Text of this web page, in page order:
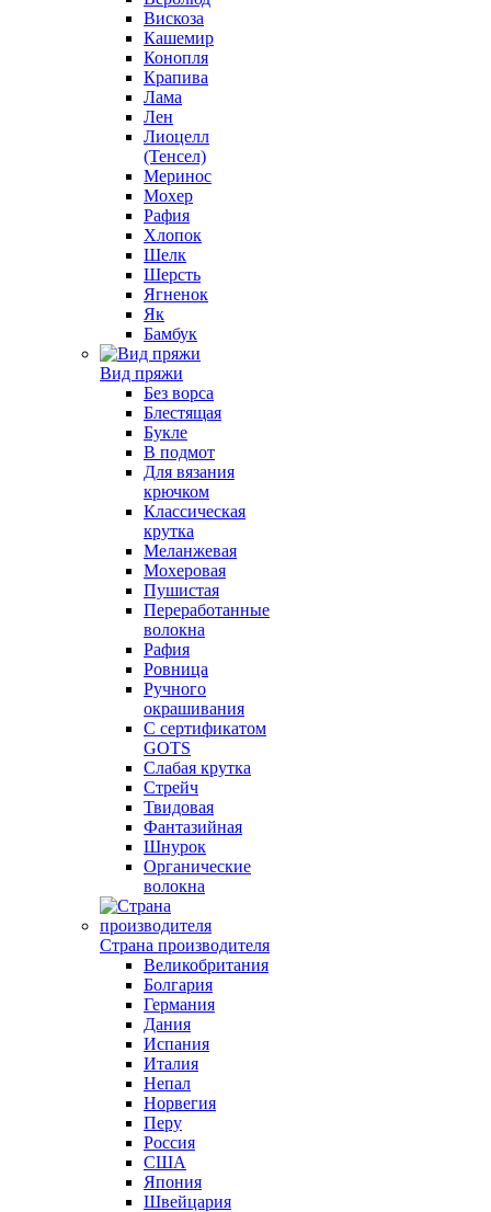
Вискоза
Кашемир
Конопля
Крапива
Лама
Лен
Лиоцелл
(Тенсел)
Меринос
Мохер
Рафия
Хлопок
Шелк
Шерсть
Ягненок
Як
Бамбук
Вид пряжи
Без ворса
Блестящая
Букле
В подмот
Для вязания
крючком
Классическая
крутка
Меланжевая
Мохеровая
Пушистая
Переработанные
волокна
Рафия
Ровница
Ручного
окрашивания
С сертификатом
GOTS
Слабая крутка
Стрейч
Твидовая
Фантазийная
Шнурок
Органические
волокна
Страна производителя
Великобритания
Болгария
Германия
Дания
Испания
Италия
Непал
Норвегия
Перу
Россия
США
Япония
Швейцария